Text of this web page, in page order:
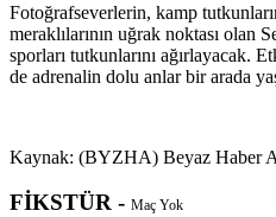
Fotoğrafseverlerin, kamp
meraklılarının uğrak noktası olan
sporları tutkunlarını ağırlayacak.
de adrenalin dolu anlar bir arada
Kaynak: (BYZHA) Beyaz Haber
FİKSTÜR - Maç Yok